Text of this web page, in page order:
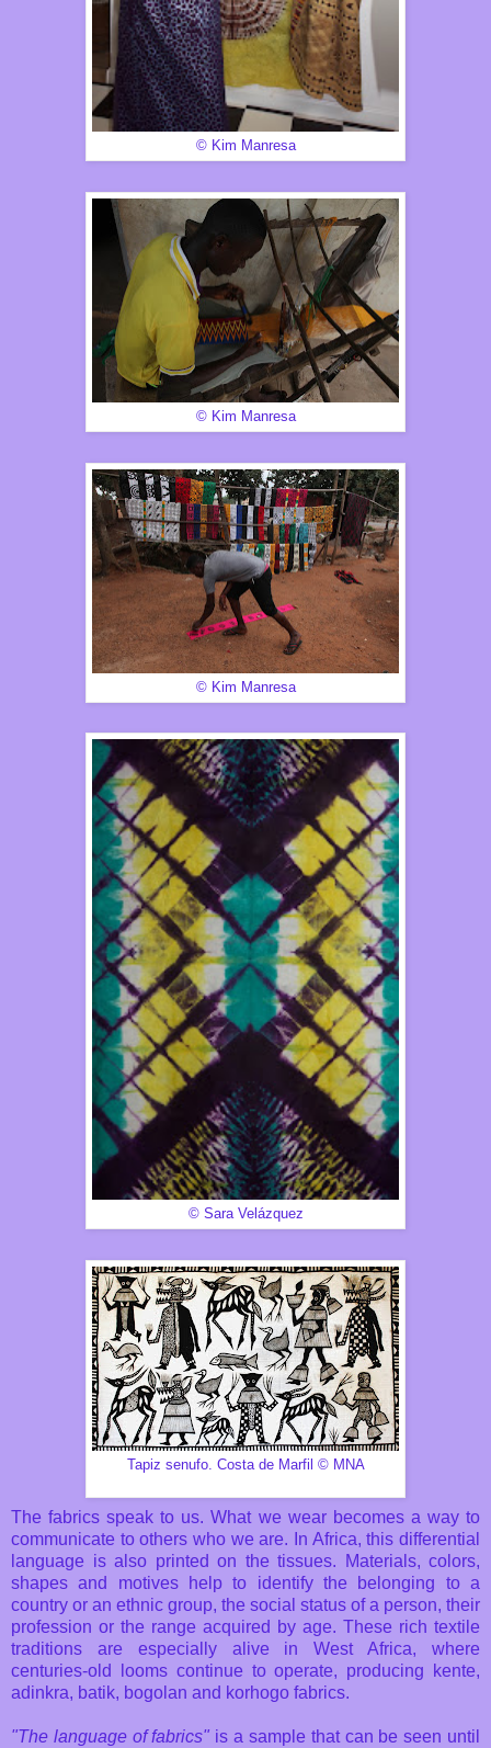
© Kim Manresa
© Kim Manresa
© Kim Manresa
© Sara Velázquez
Tapiz senufo. Costa de Marfil © MNA
The fabrics speak to us. What we wear becomes a way to
communicate to others who we are. In Africa, this differential
language is also printed on the tissues. Materials, colors,
shapes and motives help to identify the belonging to a
country or an ethnic group, the social status of a person, their
profession or the range acquired by age. These rich textile
traditions are especially alive in West Africa, where
centuries-old looms continue to operate, producing kente,
adinkra, batik, bogolan and korhogo fabrics.
"The language of fabrics" is a sample that can be seen until